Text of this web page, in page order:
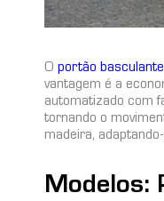
Oportão basculante
vantagem é a
automatizado com
tornando o
madeira,
Modelos: